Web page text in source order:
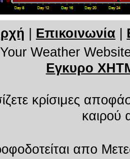
Επικοινωνία
Weather
Εγκυρο
κρίσιμες
καιρού
απο